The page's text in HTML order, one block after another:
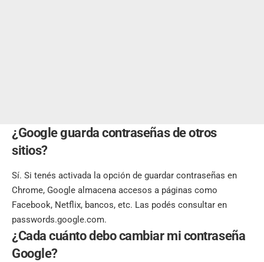
¿Google guarda contraseñas de otros
sitios?
Sí. Si tenés activada la opción de guardar contraseñas en
Chrome, Google almacena accesos a páginas como
Facebook, Netflix, bancos, etc. Las podés consultar en
passwords.google.com.
¿Cada cuánto debo cambiar mi contraseña
Google?